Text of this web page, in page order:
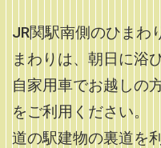
JR関駅南側のひまわ
まわりは、朝日に浴
自家用車でお越しの
をご利用ください。
道の駅建物の裏道を